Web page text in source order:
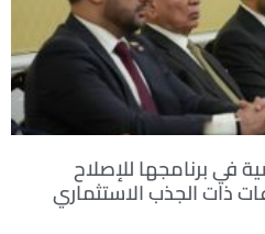
في برنامجها للإصلاح
ذات الجذب الاستثماري